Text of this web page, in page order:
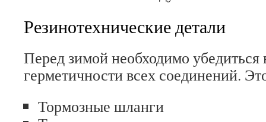
Резинотехнические детали
Перед зимой необходимо убедиться
герметичности всех соединений.
Тормозные шланги